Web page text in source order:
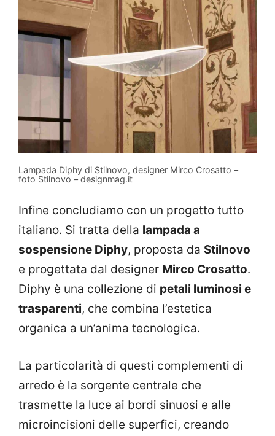
Lampada Diphy di Stilnovo, designer Mirco Crosatto –
foto Stilnovo – designmag.it
Infine concludiamo con un progetto tutto
italiano. Si tratta della lampada a
sospensione Diphy, proposta da Stilnovo
e progettata dal designer Mirco Crosatto.
Diphy è una collezione di petali luminosi e
trasparenti, che combina l’estetica
organica a un’anima tecnologica.
La particolarità di questi complementi di
arredo è la sorgente centrale che
trasmette la luce ai bordi sinuosi e alle
microincisioni delle superfici, creando